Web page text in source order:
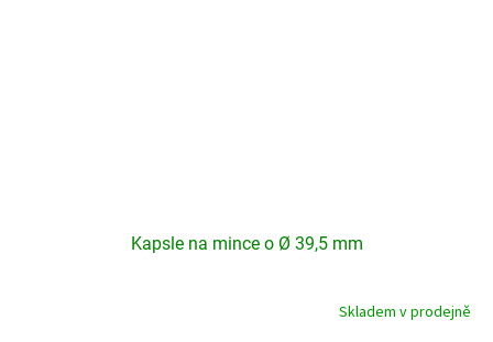
Kapsle na mince o Ø 39,5 mm
Skladem v prodejně